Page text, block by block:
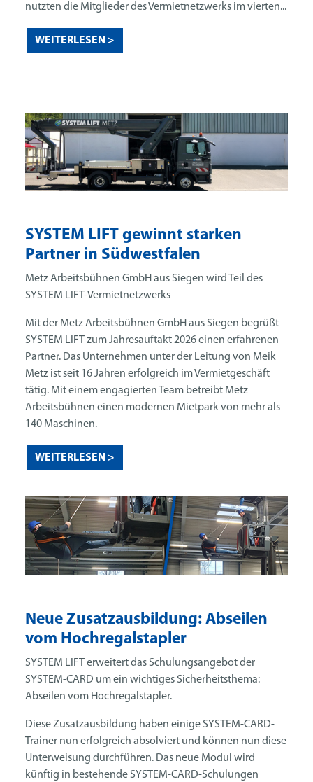
Neue Zusatzausbildung: Abseilen
vom Hochregalstapler
SYSTEM LIFT erweitert das Schulungsangebot der
SYSTEM-CARD um ein wichtiges Sicherheitsthema:
Abseilen vom Hochregalstapler.
Diese Zusatzausbildung haben einige SYSTEM-CARD-
Trainer nun erfolgreich absolviert und können nun diese
Unterweisung durchführen. Das neue Modul wird
künftig in bestehende SYSTEM-CARD-Schulungen
SYSTEM LIFT gewinnt starken
Partner in Südwestfalen
Metz Arbeitsbühnen GmbH aus Siegen wird Teil des
SYSTEM LIFT-Vermietnetzwerks
Mit der Metz Arbeitsbühnen GmbH aus Siegen begrüßt
SYSTEM LIFT zum Jahresauftakt 2026 einen erfahrenen
Partner. Das Unternehmen unter der Leitung von Meik
Metz ist seit 16 Jahren erfolgreich im Vermietgeschäft
tätig. Mit einem engagierten Team betreibt Metz
Arbeitsbühnen einen modernen Mietpark von mehr als
140 Maschinen.
WEITERLESEN >
nutzten die Mitglieder des Vermietnetzwerks im vierten...
WEITERLESEN >